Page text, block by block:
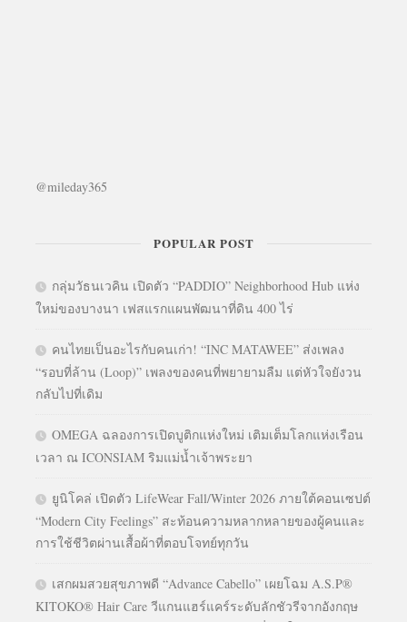
@mileday365
POPULAR POST
กลุ่มวัธนเวคิน เปิดตัว “PADDIO” Neighborhood Hub แห่ง
ใหม่ของบางนา เฟสแรกแผนพัฒนาที่ดิน 400 ไร่
คนไทยเป็นอะไรกับคนเก่า! “INC MATAWEE” ส่งเพลง
“รอบที่ล้าน (Loop)” เพลงของคนที่พยายามลืม แต่หัวใจยังวน
กลับไปที่เดิม
OMEGA ฉลองการเปิดบูติกแห่งใหม่ เติมเต็มโลกแห่งเรือน
เวลา ณ ICONSIAM ริมแม่น้ำเจ้าพระยา
ยูนิโคล่ เปิดตัว LifeWear Fall/Winter 2026 ภายใต้คอนเซปต์
“Modern City Feelings” สะท้อนความหลากหลายของผู้คนและ
การใช้ชีวิตผ่านเสื้อผ้าที่ตอบโจทย์ทุกวัน
เสกผมสวยสุขภาพดี “Advance Cabello” เผยโฉม A.S.P®
KITOKO® Hair Care วีแกนแฮร์แคร์ระดับลักชัวรีจากอังกฤษ